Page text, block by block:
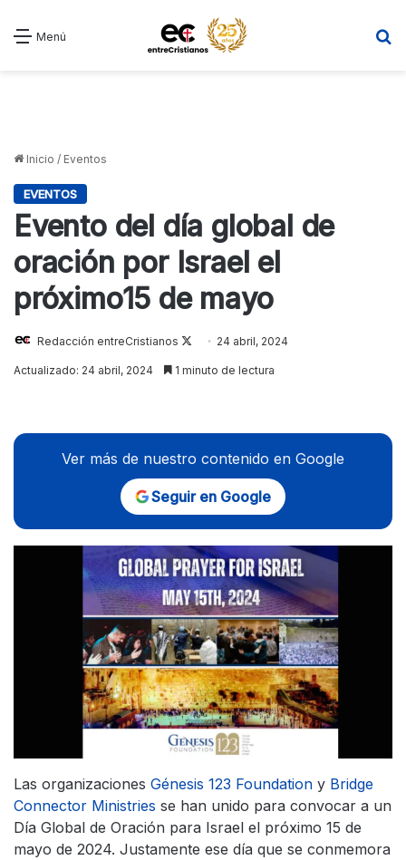
Menú
Inicio / Eventos
EVENTOS
Evento del día global de
oración por Israel el
próximo15 de mayo
Redacción entreCristianos
Follow24 abril, 2024
Actualizado: 24 abril, 2024 1 minuto de lectura
Ver más de nuestro contenido en Google
Seguir en Google
Las organizaciones Génesis 123 Foundation y Bridge
Connector Ministries se han unido para convocar a un
Día Global de Oración para Israel el próximo 15 de
mayo de 2024. Justamente ese día que se conmemora